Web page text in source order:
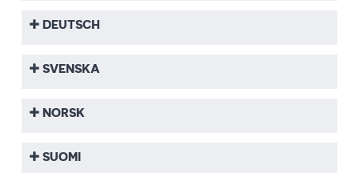
DEUTSCH
SVENSKA
NORSK
SUOMI